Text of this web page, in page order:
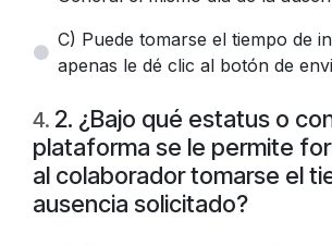
C) Puede tomarse el tiempo de
apenas le dé clic al botón de
4. 2. ¿Bajo qué estatus o
plataforma se le permite
al colaborador tomarse el
ausencia solicitado?